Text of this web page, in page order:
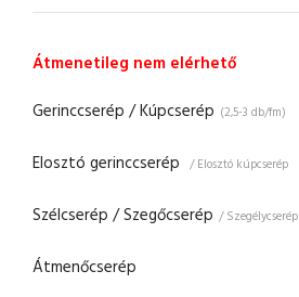
Átmenetileg nem elérhető
Gerinccserép / Kúpcserép (2,5-3 db/fm)
Elosztó gerinccserép / Elosztó kúpcserép
Szélcserép / Szegőcserép / Szegélycserép
Átmenőcserép